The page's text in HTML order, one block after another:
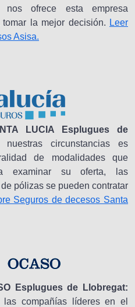
nos ofrece esta empresa
la mejor decisión. Leer
Asisa.
LUCIA Esplugues de
circunstancias es
de modalidades que
examinar su oferta, las
pólizas se pueden contratar
Seguros de decesos Santa
Esplugues de Llobregat:
compañías líderes en el